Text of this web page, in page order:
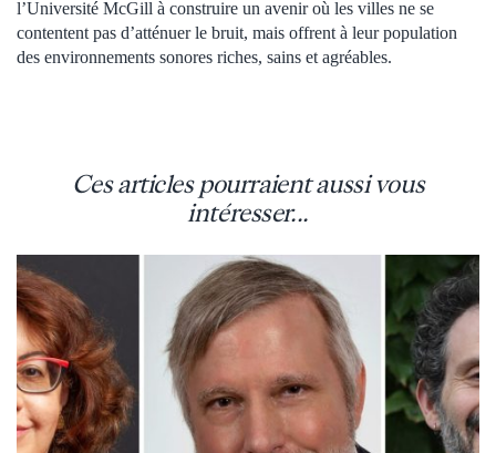
l’Université McGill à construire un avenir où les villes ne se
contentent pas d’atténuer le bruit, mais offrent à leur population
des environnements sonores riches, sains et agréables.
Ces articles pourraient aussi vous
intéresser...